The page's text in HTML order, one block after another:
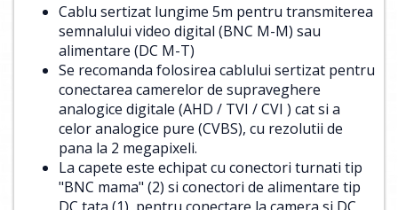
Cablu sertizat lungime 5m pentru transmiterea
semnalului video digital (BNC M-M) sau
alimentare (DC M-T)
Se recomanda folosirea cablului sertizat pentru
conectarea camerelor de supraveghere
analogice digitale (AHD / TVI / CVI ) cat si a
celor analogice pure (CVBS), cu rezolutii de
pana la 2 megapixeli.
La capete este echipat cu conectori turnati tip
"BNC mama" (2) si conectori de alimentare tip
DC tata (1), pentru conectare la camera si DC